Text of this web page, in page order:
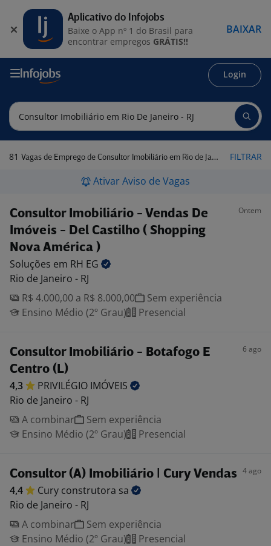
Login
81 Vagas de Emprego de Consultor Imobiliário em Rio de Janeiro - RJ FILTRAR
Ativar Aviso de Vagas
Consultor Imobiliário - Vendas De
Imóveis - Del Castilho ( Shopping
Nova América )
Ontem
Soluções em RH EG
Rio de Janeiro - RJ
R$ 4.000,00 a R$ 8.000,00
Sem experiência
Ensino Médio (2º Grau)
Presencial
Consultor Imobiliário - Botafogo E
Centro (L)
6 ago
4,3 PRIVILÉGIO IMÓVEIS
Rio de Janeiro - RJ
A combinar
Sem experiência
Ensino Médio (2º Grau)
Presencial
Consultor (A) Imobiliário | Cury Vendas 4 ago
4,4 Cury construtora sa
Rio de Janeiro - RJ
A combinar
Sem experiência
Ensino Médio (2º Grau)
Presencial
Aplicativo do Infojobs
Baixe o App nº 1 do Brasil para
encontrar empregos GRÁTIS!!
BAIXAR